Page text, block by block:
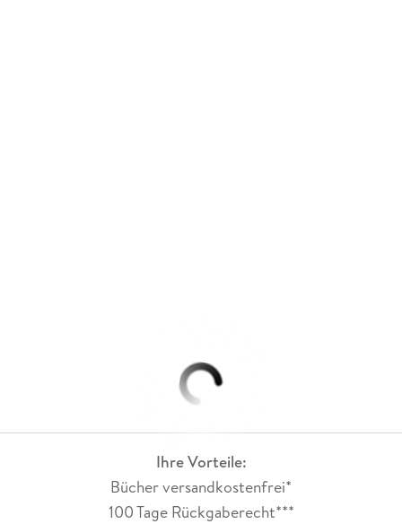
Ihre Vorteile:
Bücher versandkostenfrei*
100 Tage Rückgaberecht***